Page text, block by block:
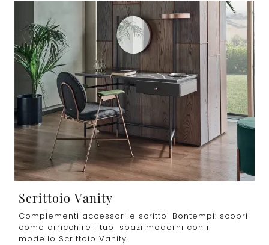
Scrittoio Vanity
Complementi accessori e scrittoi Bontempi: scopri
come arricchire i tuoi spazi moderni con il
modello Scrittoio Vanity.